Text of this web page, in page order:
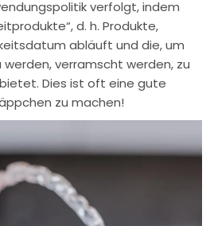
verfolgt, indem
d. h. Produkte,
abläuft und die, um
verramscht werden, zu
Dies ist oft eine gute
zu machen!